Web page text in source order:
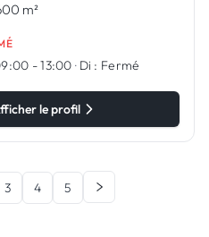
m²
- 13:00· Di : Fermé
le profil
3 4 5